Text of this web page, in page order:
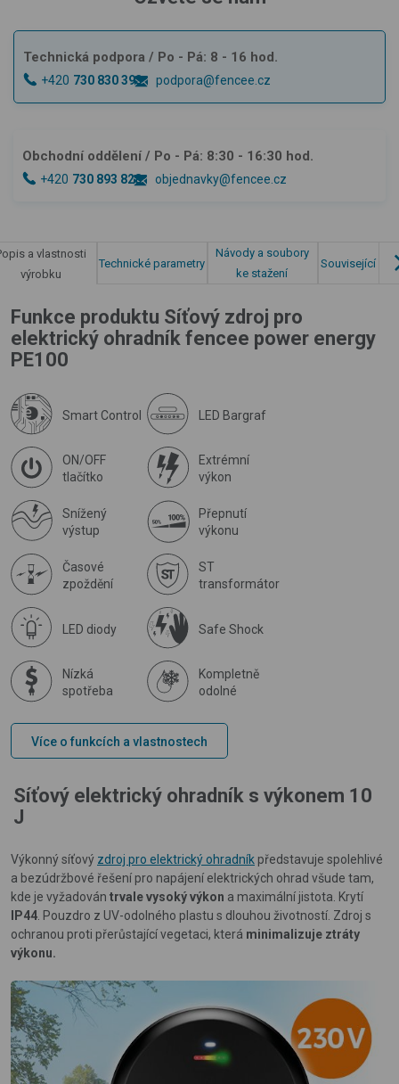
Technická podpora / Po - Pá: 8 - 16 hod.
+420 730 830 393 podpora@fencee.cz
Obchodní oddělení / Po - Pá: 8:30 - 16:30 hod.
+420 730 893 828 objednavky@fencee.cz
a vlastnosti
výrobku
Technické parametry
Návody a soubory
ke stažení
Související
Funkce produktu Síťový zdroj pro
elektrický ohradník fencee power energy
PE100
Smart Control LED Bargraf
ON/OFF
tlačítko
Extrémní
výkon
Snížený
výstup
Přepnutí
výkonu
Časové
zpoždění
ST
transformátor
LED diody Safe Shock
Nízká
spotřeba
Kompletně
odolné
Více o funkcích a vlastnostech
Síťový elektrický ohradník s výkonem 10
J
Výkonný síťový zdroj pro elektrický ohradník představuje spolehlivé
a bezúdržbové řešení pro napájení elektrických ohrad všude tam,
kde je vyžadován trvale vysoký výkon a maximální jistota. Krytí
IP44 . Pouzdro z UV-odolného plastu s dlouhou životností. Zdroj s
ochranou proti přerůstající vegetaci, která minimalizuje ztráty
výkonu.